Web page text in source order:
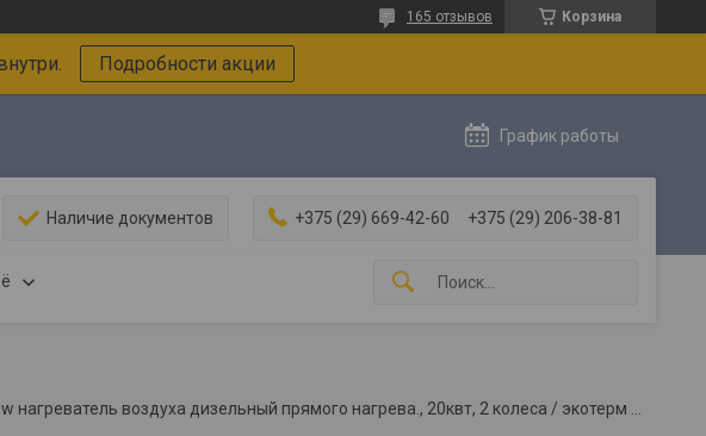
Корзина
165 отзывов
Подробности акции
График работы
Наличие документов +375 (29) 669-42-60 +375 (29) 206-38-81